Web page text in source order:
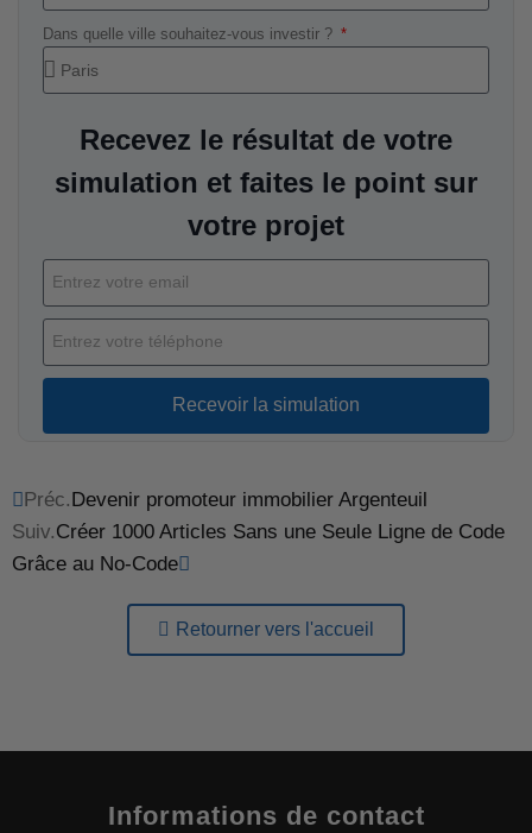
Dans quelle ville souhaitez-vous investir ?
Recevez le résultat de votre
simulation et faites le point sur
votre projet
Recevoir la simulation
Préc.Devenir promoteur immobilier Argenteuil
Suiv.Créer 1000 Articles Sans une Seule Ligne de Code
Grâce au No-Code
Retourner vers l'accueil
Informations de contact